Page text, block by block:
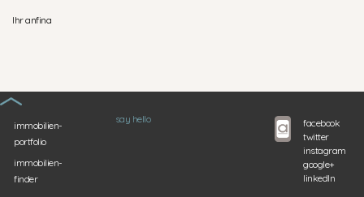
Ihr anfina
immobilien-
portfolio
immobilien-
finder
say hello
facebook
twitter
instagram
google+
linkedIn